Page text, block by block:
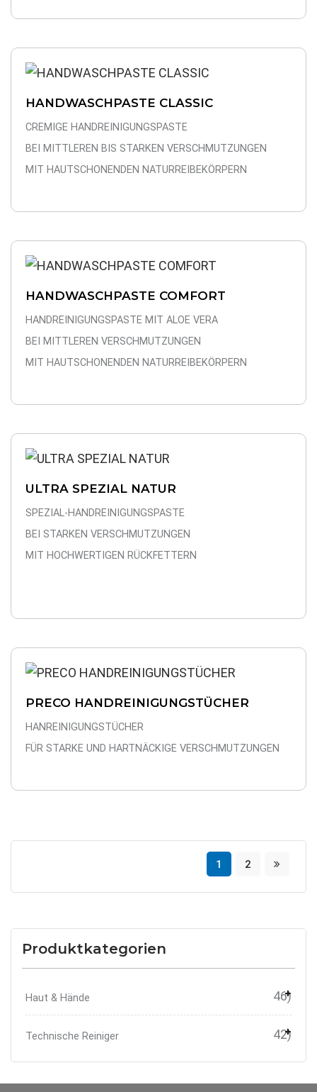
HANDWASCHPASTE CLASSIC
CREMIGE HANDREINIGUNGSPASTE
BEI MITTLEREN BIS STARKEN VERSCHMUTZUNGEN
MIT HAUTSCHONENDEN NATURREIBEKÖRPERN
HANDWASCHPASTE COMFORT
HANDREINIGUNGSPASTE MIT ALOE VERA
BEI MITTLEREN VERSCHMUTZUNGEN
MIT HAUTSCHONENDEN NATURREIBEKÖRPERN
ULTRA SPEZIAL NATUR
SPEZIAL-HANDREINIGUNGSPASTE
BEI STARKEN VERSCHMUTZUNGEN
MIT HOCHWERTIGEN RÜCKFETTERN
PRECO HANDREINIGUNGSTÜCHER
HANREINIGUNGSTÜCHER
FÜR STARKE UND HARTNÄCKIGE VERSCHMUTZUNGEN
1 2
Produktkategorien
Haut & Hände 46)
Technische Reiniger 42)